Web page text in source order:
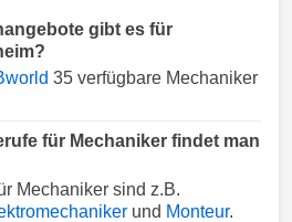
gibt es für
35 verfügbare Mechaniker
für Mechaniker findet man
Mechaniker sind z.B.
und Monteur.